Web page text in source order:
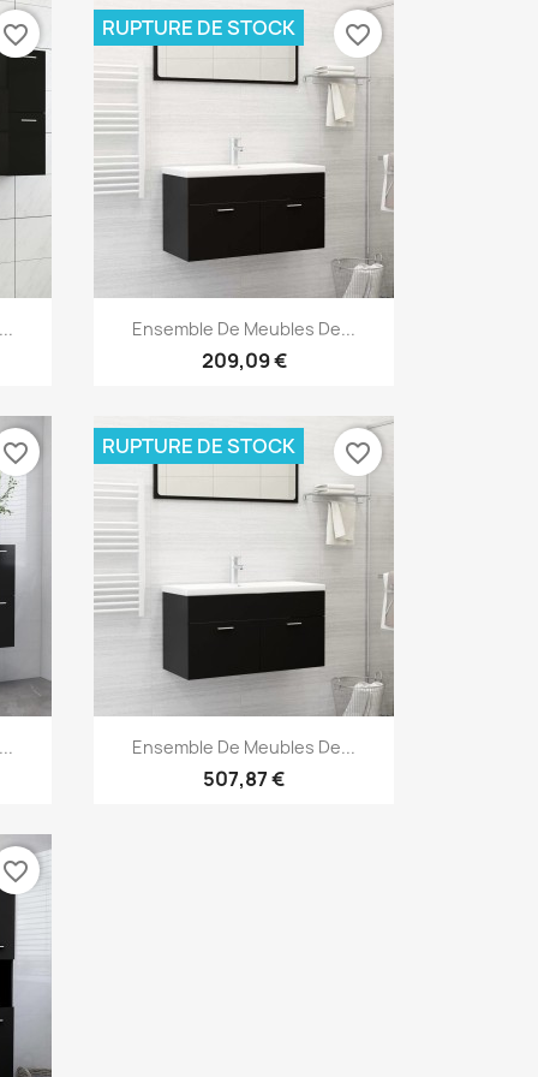
favorite_border
Aperçu rapide
Ensemble De Meubles De...
209,09 €
RUPTURE DE STOCK favorite_border
favorite_border
Aperçu rapide
Ensemble De Meubles De...
507,87 €
RUPTURE DE STOCK favorite_border
favorite_border